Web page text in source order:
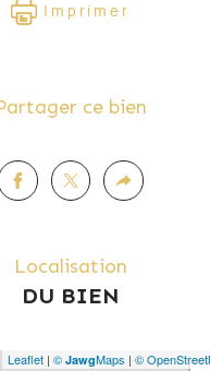
Imprimer
Partager ce bien
Localisation
DU BIEN
Leaflet | © JawgMaps | ©